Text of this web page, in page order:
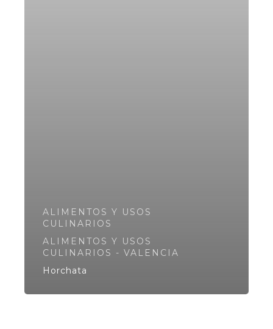
ALIMENTOS Y USOS
CULINARIOS
ALIMENTOS Y USOS
CULINARIOS - VALENCIA
Horchata